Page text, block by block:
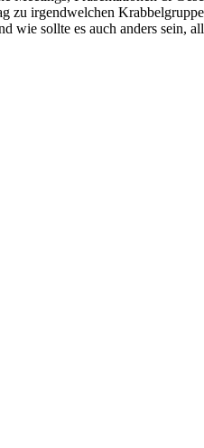
irgendwelchen
sollte es auch anders sein,